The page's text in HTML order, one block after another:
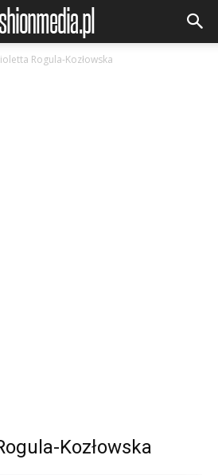
Rogula-Kozłowska
Kozłowska